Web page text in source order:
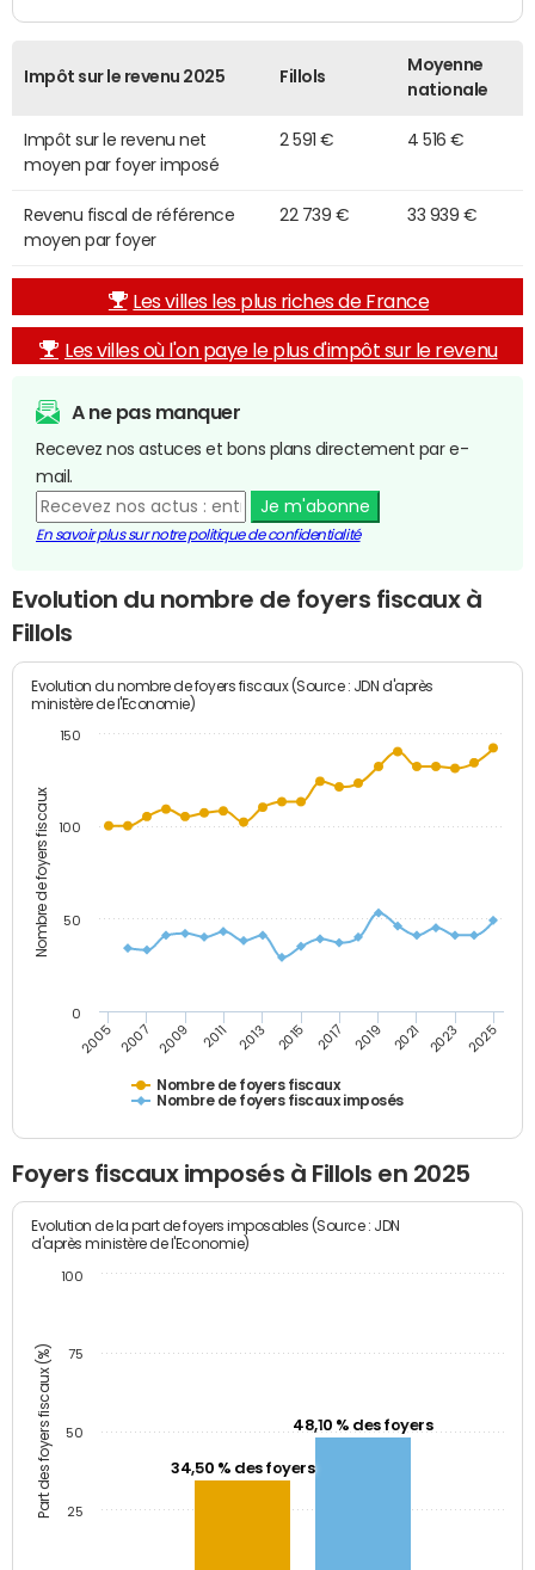
Impôt sur le revenu 2025 Fillols
Moyenne
nationale
Impôt sur le revenu net
moyen par foyer imposé
2 591 € 4 516 €
Revenu fiscal de référence
moyen par foyer
22 739 € 33 939 €
Les villes les plus riches de France
Les villes où l'on paye le plus d'impôt sur le revenu
A ne pas manquer
Recevez nos astuces et bons plans directement par e-
mail.
Je m'abonne
En savoir plus sur notre politique de confidentialité
Evolution du nombre de foyers fiscaux à
Fillols
Nombre de foyers fiscaux
Evolution du nombre de foyers fiscaux (Source : JDN d'après
ministère de l'Economie)
Nombre de foyers fiscaux
Nombre de foyers fiscaux imposés
2005 2007 2009 2011 2013 2015 2017 2019 2021 2023 2025
0
50
100
150
Foyers fiscaux imposés à Fillols en 2025
Part des foyers fiscaux (%)
Evolution de la part de foyers imposables (Source : JDN
d'après ministère de l'Economie)
34,50 % des foyers
48,10 % des foyers
25
50
75
100